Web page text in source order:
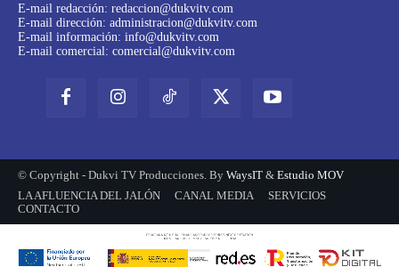
E-mail redacción: redaccion@dukvitv.com
E-mail dirección: administracion@dukvitv.com
E-mail información: info@dukvitv.com
E-mail comercial: comercial@dukvitv.com
© Copyright - Dukvi TV Producciones. By WaysIT & Estudio MOV
LA AFLUENCIA DEL JALÓN
CANAL MEDIA
SERVICIOS
CONTACTO